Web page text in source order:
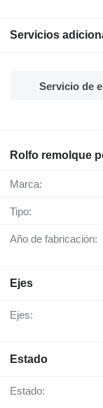
Servicios
Servicio de
Rolfo remolque
Marca:
Tipo:
Año de fabricación:
Ejes
Ejes:
Estado
Estado: